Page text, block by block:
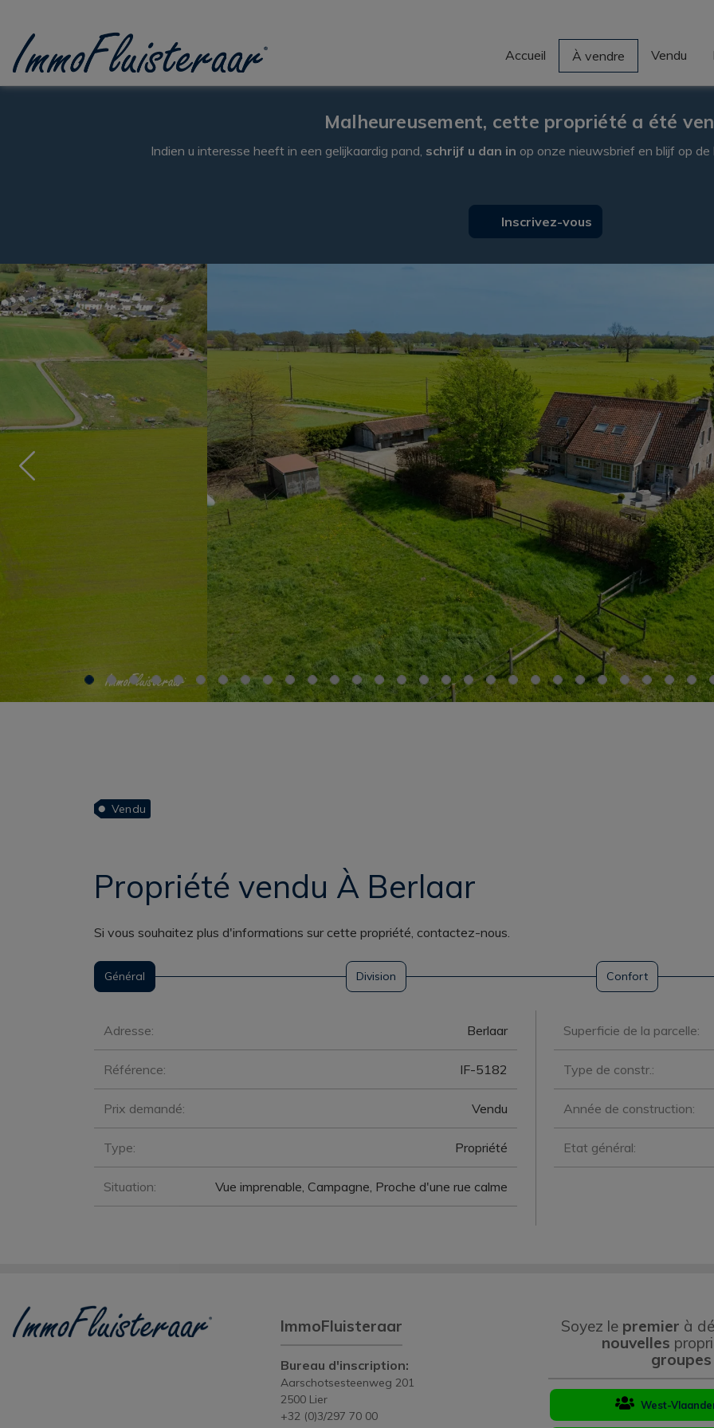
Accueil À vendre Vendu
Malheureusement, cette propriété a été
Indien u interesse heeft in een gelijkaardig pand, schrijf u dan in op onze nieuwsbrief en blijf op
Inscrivez-vous
Previous
Propriété vendu À Berlaar
Vendu
Si vous souhaitez plus d'informations sur cette propriété, contactez-nous.
Général Division Confort
Général
Adresse: Berlaar
Référence: IF-5182
Prix demandé: Vendu
Type: Propriété
Situation: Vue imprenable, Campagne, Proche d'une rue calme
Superficie de la parcelle:
Type de constr.:
Année de construction:
Etat général:
ImmoFluisteraar
Bureau d'inscription:
Aarschotsesteenweg 201
2500 Lier
+32 (0)3/297 70 00
Soyez le premier à
nouvelles
West-